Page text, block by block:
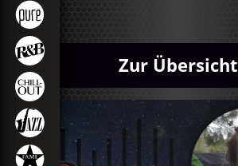
Zur Übersicht